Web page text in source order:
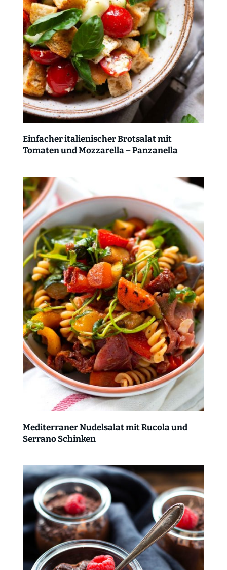
Einfacher italienischer Brotsalat mit
Tomaten und Mozzarella – Panzanella
Mediterraner Nudelsalat mit Rucola und
Serrano Schinken